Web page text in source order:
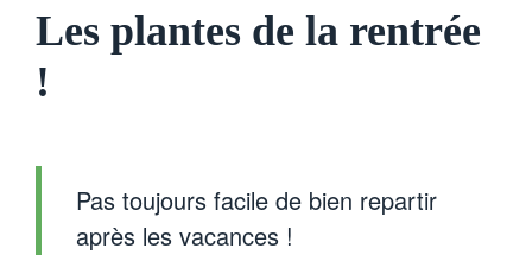
Les plantes de la rentrée
!
Pas toujours facile de bien repartir
après les vacances !